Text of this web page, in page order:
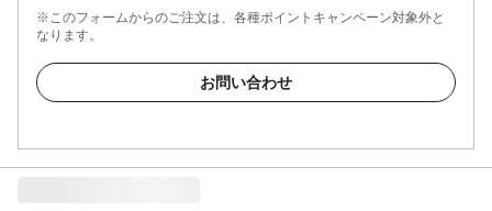
※このフォームからのご注文は、各種ポイントキャンペーン対象外と
なります。
お問い合わせ